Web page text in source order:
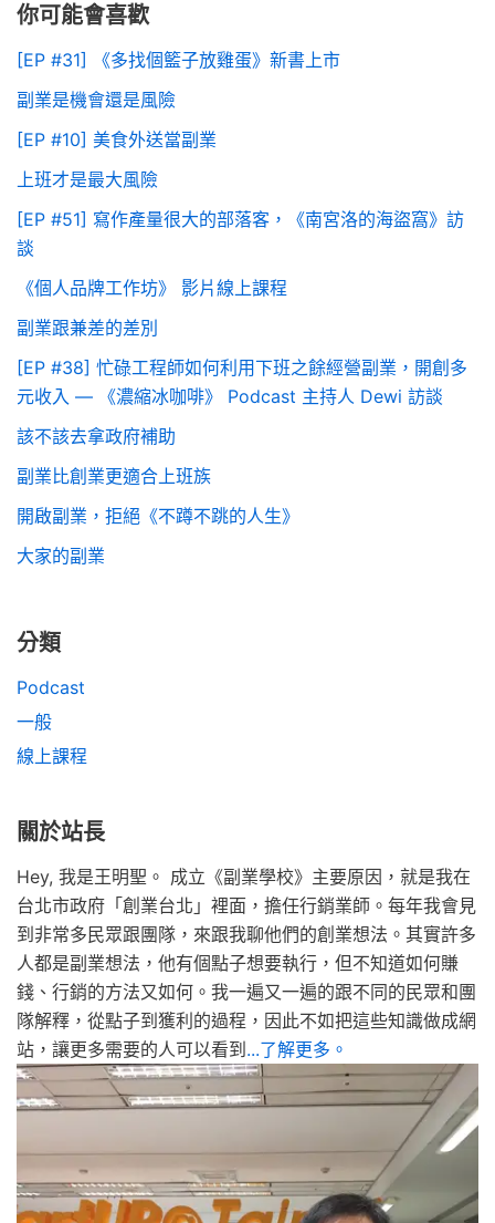
你可能會喜歡
[EP #31] 《多找個籃子放雞蛋》新書上市
副業是機會還是風險
[EP #10] 美食外送當副業
上班才是最大風險
[EP #51] 寫作產量很大的部落客，《南宮洛的海盜窩》訪
談
《個人品牌工作坊》 影片線上課程
副業跟兼差的差別
[EP #38] 忙碌工程師如何利用下班之餘經營副業，開創多
元收入 — 《濃縮冰咖啡》 Podcast 主持人 Dewi 訪談
該不該去拿政府補助
副業比創業更適合上班族
開啟副業，拒絕《不蹲不跳的人生》
大家的副業
分類
Podcast
一般
線上課程
關於站長
Hey, 我是王明聖。 成立《副業學校》主要原因，就是我在
台北市政府「創業台北」裡面，擔任行銷業師。每年我會見
到非常多民眾跟團隊，來跟我聊他們的創業想法。其實許多
人都是副業想法，他有個點子想要執行，但不知道如何賺
錢、行銷的方法又如何。我一遍又一遍的跟不同的民眾和團
隊解釋，從點子到獲利的過程，因此不如把這些知識做成網
站，讓更多需要的人可以看到 ...了解更多。